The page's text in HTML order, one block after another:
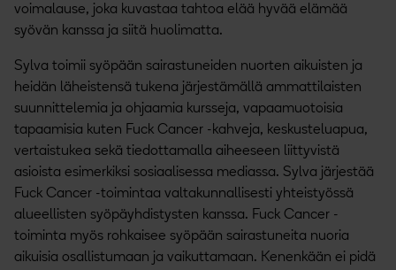
voimalause, joka kuvastaa tahtoa elää hyvää elämää
syövän kanssa ja siitä huolimatta.
Sylva toimii syöpään sairastuneiden nuorten aikuisten ja
heidän läheistensä tukena järjestämällä ammattilaisten
suunnittelemia ja ohjaamia kursseja, vapaamuotoisia
tapaamisia kuten Fuck Cancer -kahveja, keskusteluapua,
vertaistukea sekä tiedottamalla aiheeseen liittyvistä
asioista esimerkiksi sosiaalisessa mediassa. Sylva järjestää
Fuck Cancer -toimintaa valtakunnallisesti yhteistyössä
alueellisten syöpäyhdistysten kanssa. Fuck Cancer -
toiminta myös rohkaisee syöpään sairastuneita nuoria
aikuisia osallistumaan ja vaikuttamaan. Kenenkään ei pidä